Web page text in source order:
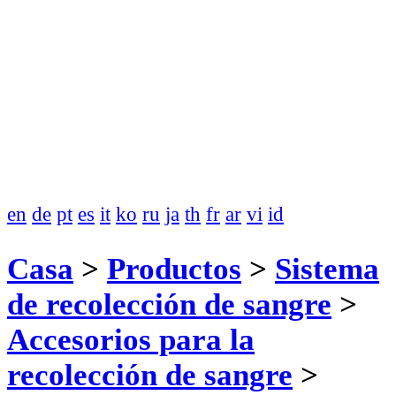
en de pt es it ko ru ja th fr ar vi id
Casa > Productos > Sistema
de recolección de sangre >
Accesorios para la
recolección de sangre >